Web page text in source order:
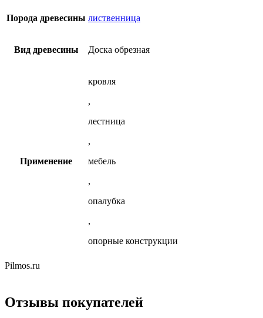
мм
из
Опции
на
Порода древесины лиственница
Вид древесины Доска обрезная
Применение
кровля
,
лестница
,
мебель
,
опалубка
,
опорные конструкции
Pilmos.ru
Отзывы покупателей